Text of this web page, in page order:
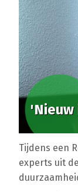
Tijdens een
experts uit